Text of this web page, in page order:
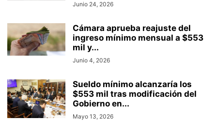
Junio 24, 2026
Cámara aprueba reajuste del
ingreso mínimo mensual a $553
mil y...
Junio 4, 2026
Sueldo mínimo alcanzaría los
$553 mil tras modificación del
Gobierno en...
Mayo 13, 2026